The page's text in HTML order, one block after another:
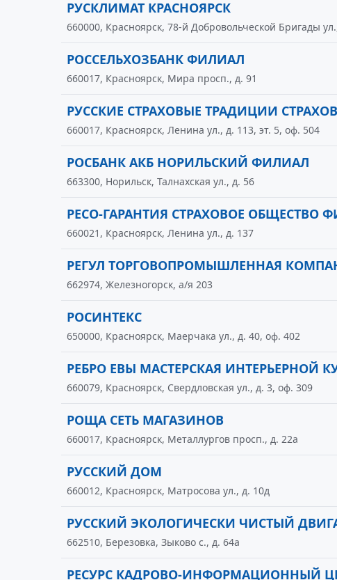
РУСКЛИМАТ КРАСНОЯРСК
660000, Красноярск, 78-й Добровольческой Бригады
РОССЕЛЬХОЗБАНК ФИЛИАЛ
660017, Красноярск, Мира просп., д. 91
РУССКИЕ СТРАХОВЫЕ ТРАДИЦИИ
660017, Красноярск, Ленина ул., д. 113, эт. 5, оф. 504
РОСБАНК АКБ НОРИЛЬСКИЙ ФИЛИАЛ
663300, Норильск, Талнахская ул., д. 56
РЕСО-ГАРАНТИЯ СТРАХОВОЕ ОБЩЕСТВО
660021, Красноярск, Ленина ул., д. 137
РЕГУЛ ТОРГОВОПРОМЫШЛЕННАЯ
662974, Железногорск, а/я 203
РОСИНТЕКС
650000, Красноярск, Маерчака ул., д. 40, оф. 402
РЕБРО ЕВЫ МАСТЕРСКАЯ ИНТЕРЬЕРНОЙ
660079, Красноярск, Свердловская ул., д. 3, оф. 309
РОЩА СЕТЬ МАГАЗИНОВ
660017, Красноярск, Металлургов просп., д. 22а
РУССКИЙ ДОМ
660012, Красноярск, Матросова ул., д. 10д
РУССКИЙ ЭКОЛОГИЧЕСКИ ЧИСТЫЙ
662510, Березовка, Зыково с., д. 64а
РЕСУРС КАДРОВО-ИНФОРМАЦИОННЫЙ